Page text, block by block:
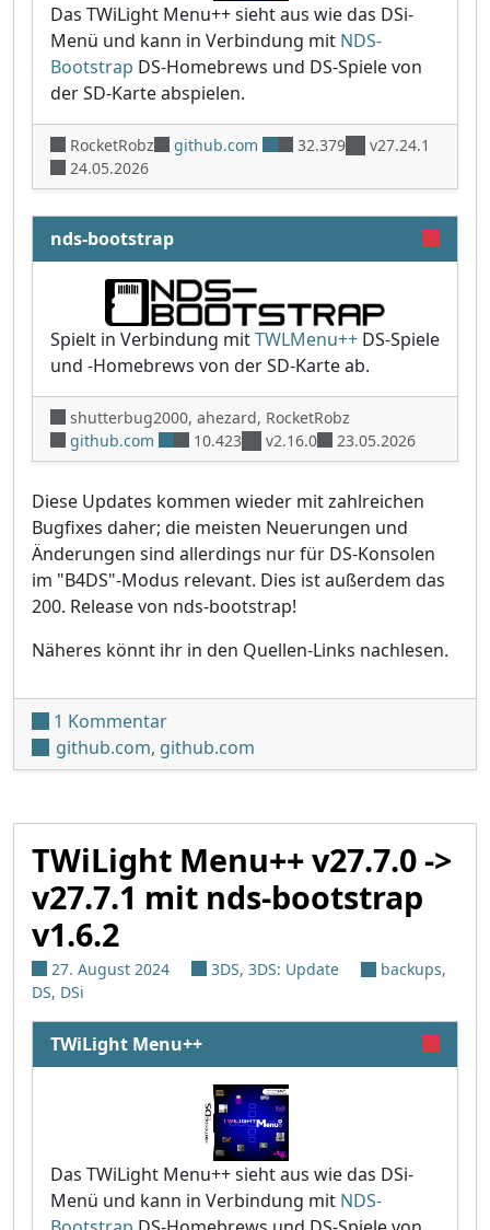
Das TWiLight Menu++ sieht aus wie das DSi-
Menü und kann in Verbindung mit NDS-
Bootstrap DS-Homebrews und DS-Spiele von
der SD-Karte abspielen.
RocketRobz github.com 32.379
v27.24.1
24.05.2026
nds-bootstrap
Spielt in Verbindung mitTWLMenu++ DS-Spiele
und -Homebrews von der SD-Karte ab.
shutterbug2000, ahezard, RocketRobz
github.com
10.423 v2.16.0 23.05.2026
Diese Updates kommen wieder mit zahlreichen
Bugfixes daher; die meisten Neuerungen und
Änderungen sind allerdings nur für DS-Konsolen
im "B4DS"-Modus relevant. Dies ist außerdem das
200. Release von nds-bootstrap!
Näheres könnt ihr in den Quellen-Links nachlesen.
1 Kommentarzu TWiLight Menu++ v27.8.0 mit nds-
github.com, github.com
TWiLight Menu++ v27.7.0 ->
v27.7.1 mit nds-bootstrap
v1.6.2
27. August 2024 3DS, 3DS: Update backups,
DS, DSi
TWiLight Menu++
Das TWiLight Menu++ sieht aus wie das DSi-
Menü und kann in Verbindung mit NDS-